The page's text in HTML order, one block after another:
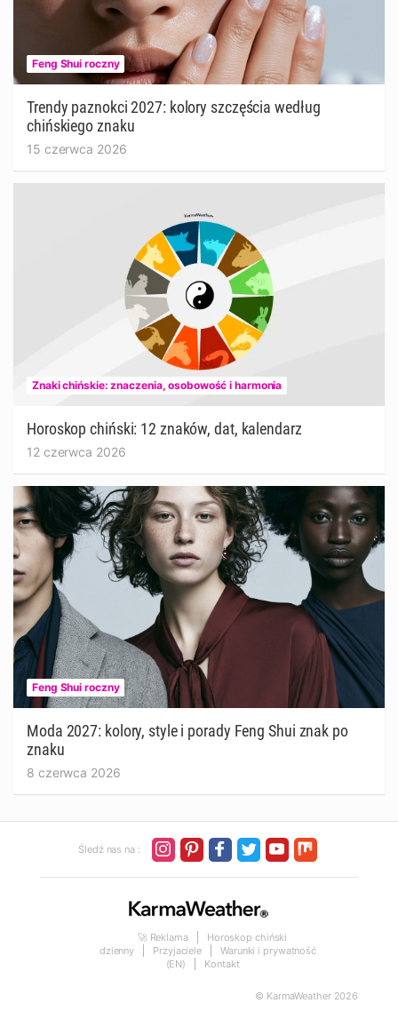
Feng Shui roczny
Trendy paznokci 2027: kolory szczęścia według
chińskiego znaku
15 czerwca 2026
Znaki chińskie: znaczenia, osobowość i harmonia
Horoskop chiński: 12 znaków, dat, kalendarz
12 czerwca 2026
Feng Shui roczny
Moda 2027: kolory, style i porady Feng Shui znak po
znaku
8 czerwca 2026
Śledź nas na :
🚀 Reklama
Horoskop chiński
dzienny
Przyjaciele
Warunki i prywatność
(EN)
Kontakt
© KarmaWeather 2026